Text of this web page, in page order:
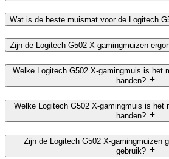
Wat is de beste muismat voor de Logitech
Zijn de Logitech G502 X-gamingmuizen
Welke Logitech G502 X-gamingmuis is het
handen?
Welke Logitech G502 X-gamingmuis is het
handen?
Zijn de Logitech G502 X-gamingmuizen
gebruik?